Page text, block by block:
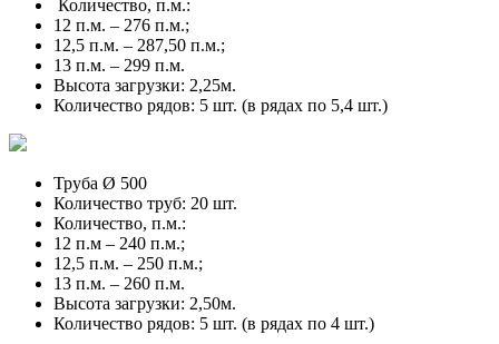
Количество, п.м.:
12 п.м. – 276 п.м.;
12,5 п.м. – 287,50 п.м.;
13 п.м. – 299 п.м.
Высота загрузки: 2,25м.
Количество рядов: 5 шт. (в рядах по 5,4 шт.)
Труба Ø 500
Количество труб: 20 шт.
Количество, п.м.:
12 п.м – 240 п.м.;
12,5 п.м. – 250 п.м.;
13 п.м. – 260 п.м.
Высота загрузки: 2,50м.
Количество рядов: 5 шт. (в рядах по 4 шт.)